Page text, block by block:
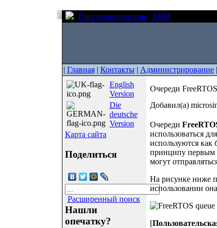
Программирование ARM
| Главная| Контакты| Администрирование|
English
Version
Die
deutsche
Version
Карта сайта
Поделиться
Расширенный поиск
Нашли
опечатку?
Очереди FreeRTOS
Добавил(а)
Очереди
использоваться
используются как
принципу первым
могут
На рисунке ниже
использовании
[